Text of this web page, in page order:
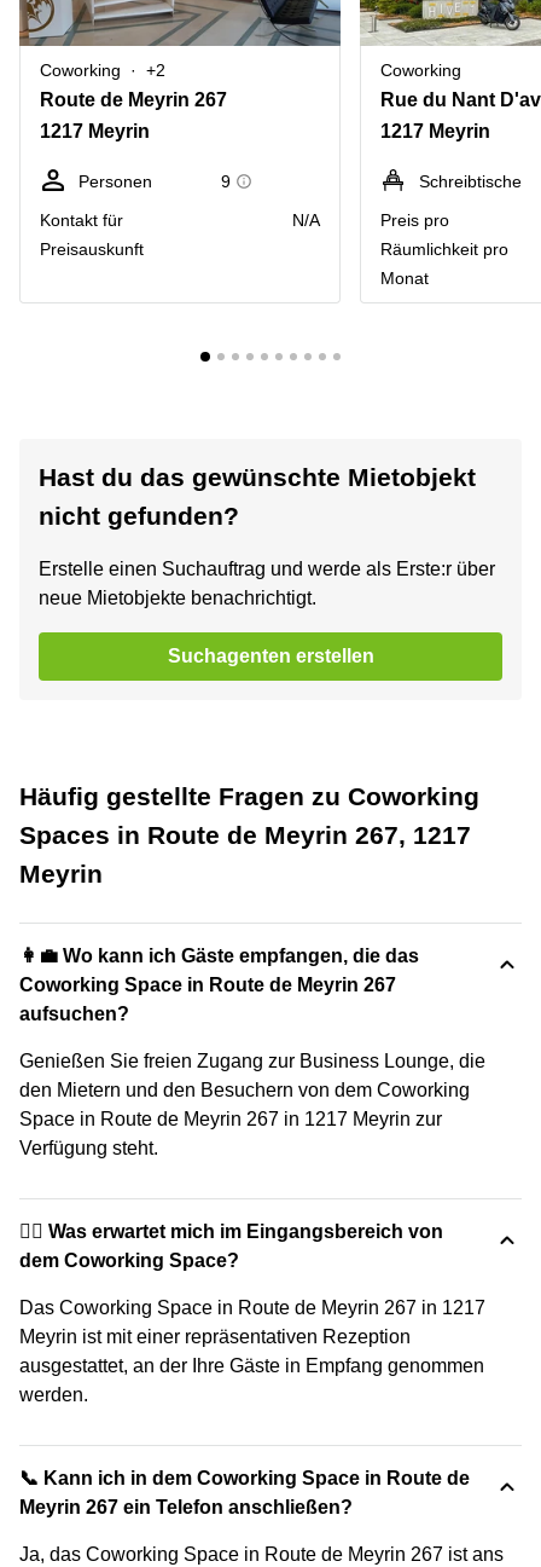
Coworking +2
Route de Meyrin 267
1217 Meyrin
Personen
9
Kontakt für
Preisauskunft
N/A
Coworking
1217 Meyrin
Schreibtische
Preis pro
Räumlichkeit pro
Monat
Hast du das gewünschte Mietobjekt
nicht gefunden?
Erstelle einen Suchauftrag und werde als Erste:r über
neue Mietobjekte benachrichtigt.
Suchagenten erstellen
Häufig gestellte Fragen zu Coworking
Spaces in Route de Meyrin 267, 1217
Meyrin
👩‍💼 Wo kann ich Gäste empfangen, die das
Coworking Space in Route de Meyrin 267
aufsuchen?
Genießen Sie freien Zugang zur Business Lounge, die
den Mietern und den Besuchern von dem Coworking
Space in Route de Meyrin 267 in 1217 Meyrin zur
Verfügung steht.
🙋‍♀️ Was erwartet mich im Eingangsbereich von
dem Coworking Space?
Das Coworking Space in Route de Meyrin 267 in 1217
Meyrin ist mit einer repräsentativen Rezeption
ausgestattet, an der Ihre Gäste in Empfang genommen
werden.
📞 Kann ich in dem Coworking Space in Route de
Meyrin 267 ein Telefon anschließen?
Ja, das Coworking Space in Route de Meyrin 267 ist ans